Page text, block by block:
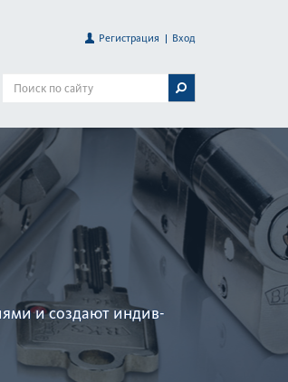
Регистрация Вход
и создают индив­